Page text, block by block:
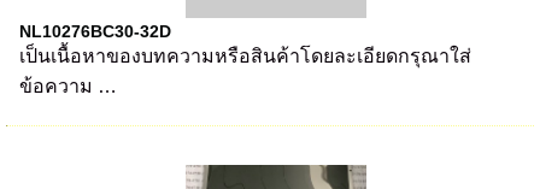
NL10276BC30-32D
เป็นเนื้อหาของบทความหรือสินค้าโดยละเอียดกรุณาใส่
ข้อความ …